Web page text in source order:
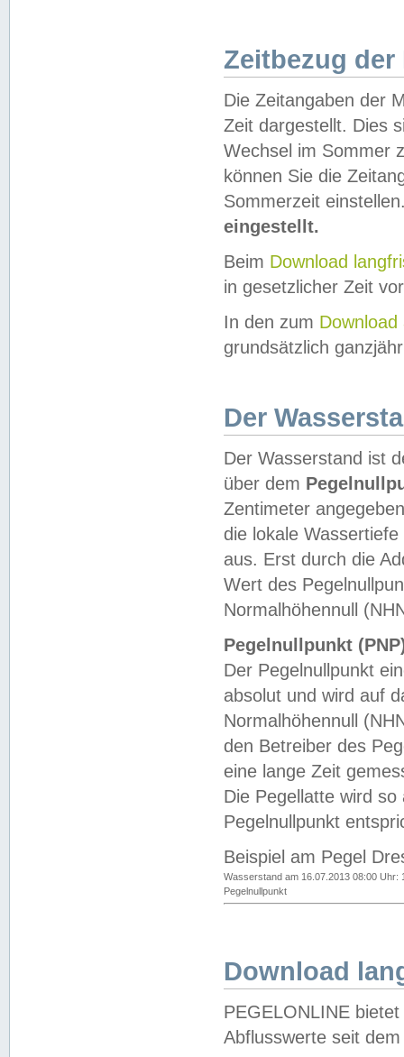
Zeitbezug der
Die Zeitangaben der
Zeit dargestellt. Dies
Wechsel im Sommer
können Sie die
Sommerzeit
eingestellt.
Beim Download
in gesetzlicher Zeit
In den zum Download
grundsätzlich
Der
Der Wasserstand ist
über dem
Zentimeter
die lokale
aus. Erst durch die
Wert des
Normalhöhennull
Pegelnullpunkt
Der Pegelnullpunkt
absolut und wird auf
Normalhöhennull
den Betreiber des
eine lange Zeit
Die Pegellatte wird
Pegelnullpunkt
Beispiel am Pegel
Wasserstand am 16.07.2013 08:00 Uhr:
Pegelnullpunkt
Download
PEGELONLINE
Abflusswerte seit